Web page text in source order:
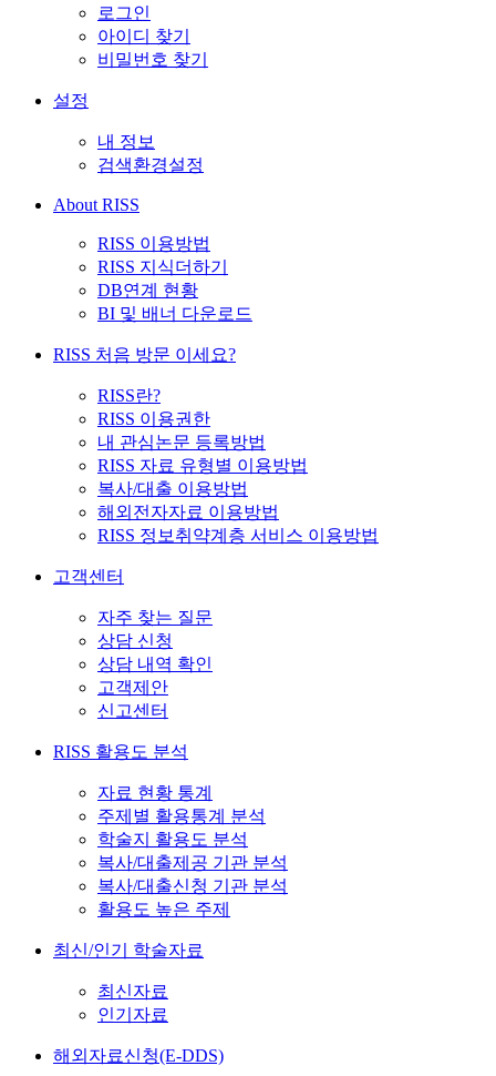
로그인
아이디 찾기
비밀번호 찾기
설정
내 정보
검색환경설정
About RISS
RISS 이용방법
RISS 지식더하기
DB연계 현황
BI 및 배너 다운로드
RISS 처음 방문 이세요?
RISS란?
RISS 이용권한
내 관심논문 등록방법
RISS 자료 유형별 이용방법
복사/대출 이용방법
해외전자자료 이용방법
RISS 정보취약계층 서비스 이용방법
고객센터
자주 찾는 질문
상담 신청
상담 내역 확인
고객제안
신고센터
RISS 활용도 분석
자료 현황 통계
주제별 활용통계 분석
학술지 활용도 분석
복사/대출제공 기관 분석
복사/대출신청 기관 분석
활용도 높은 주제
최신/인기 학술자료
최신자료
인기자료
해외자료신청(E-DDS)